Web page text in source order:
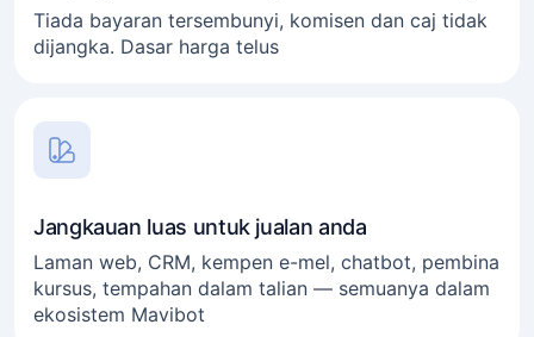
Tiada bayaran tersembunyi, komisen dan caj tidak
dijangka. Dasar harga telus
Jangkauan luas untuk jualan anda
Laman web, CRM, kempen e-mel, chatbot, pembina
kursus, tempahan dalam talian — semuanya dalam
ekosistem Mavibot